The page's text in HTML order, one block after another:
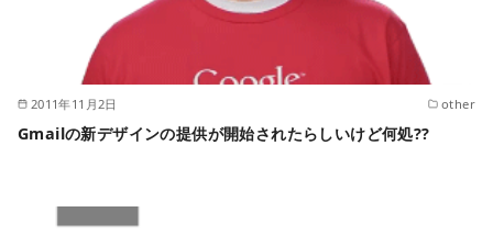
2011年11月2日 other
Gmailの新デザインの提供が開始されたらしいけど何処??